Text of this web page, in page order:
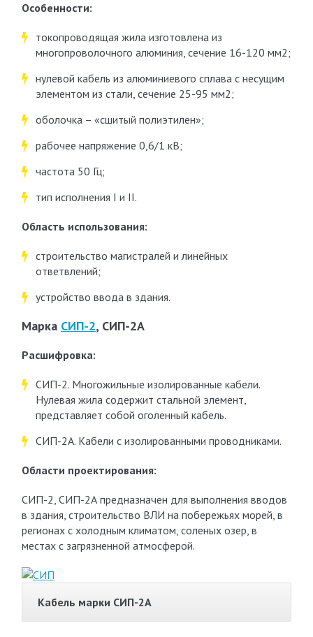
Особенности:
токопроводящая жила изготовлена из
многопроволочного алюминия, сечение 16-120 мм2;
нулевой кабель из алюминиевого сплава с несущим
элементом из стали, сечение 25-95 мм2;
оболочка – «сшитый полиэтилен»;
рабочее напряжение 0,6/1 кВ;
частота 50 Гц;
тип исполнения I и II.
Область использования:
строительство магистралей и линейных
ответвлений;
устройство ввода в здания.
Марка СИП-2, СИП-2А
Расшифровка:
СИП-2. Многожильные изолированные кабели.
Нулевая жила содержит стальной элемент,
представляет собой оголенный кабель.
СИП-2А. Кабели с изолированными проводниками.
Области проектирования:
СИП-2, СИП-2А предназначен для выполнения вводов
в здания, строительство ВЛИ на побережьях морей, в
регионах с холодным климатом, соленых озер, в
местах с загрязненной атмосферой.
Кабель марки СИП-2А